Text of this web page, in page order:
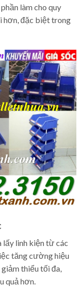
làm cho quy
hơn, đặc biệt trong
lấy linh kiện từ các
tăng cường hiệu
thiểu tối đa,
quả hơn.